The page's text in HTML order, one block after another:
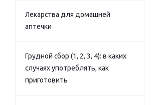
Лекарства для домашней
аптечки
Грудной сбор (1, 2, 3, 4): в каких
случаях употреблять, как
приготовить